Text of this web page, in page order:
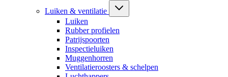
Luiken & ventilatie
Luiken
Rubber profielen
Patrijspoorten
Inspectieluiken
Muggenhorren
Ventilatieroosters & schelpen